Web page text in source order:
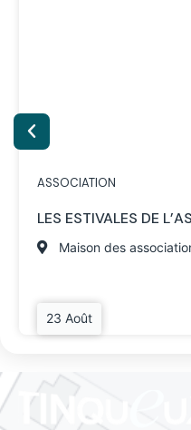
ASSOCIATION
LES ESTIVALES DE
Maison des
23 Août